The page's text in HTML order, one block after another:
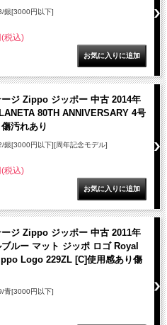
銀[3000円以下]
税込)
ジ Zippo ジッポー 中古 2014年
80TH ANNIVERSARY 4号
汚れあり
銀[3000円以下][周年記念モデル]
税込)
ジ Zippo ジッポー 中古 2011年
ルー マット ジッポ ロゴ Royal
Logo 229ZL [C]使用感あり傷
青[3000円以下]